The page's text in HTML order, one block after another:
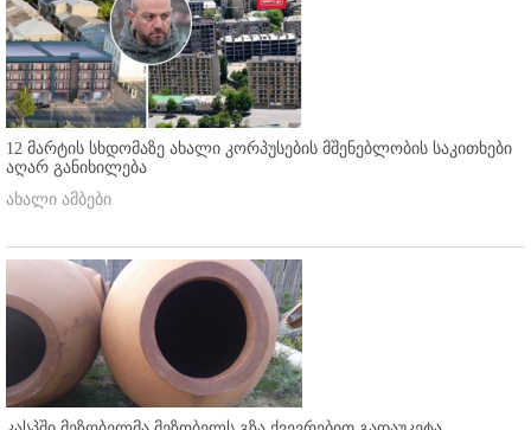
12 მარტის სხდომაზე ახალი კორპუსების მშენებლობის საკითხები
აღარ განიხილება
ახალი ამბები